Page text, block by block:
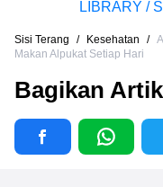
LIBRARY /
Sisi Terang / Kesehatan /
Makan Alpukat Setiap Hari
Bagikan